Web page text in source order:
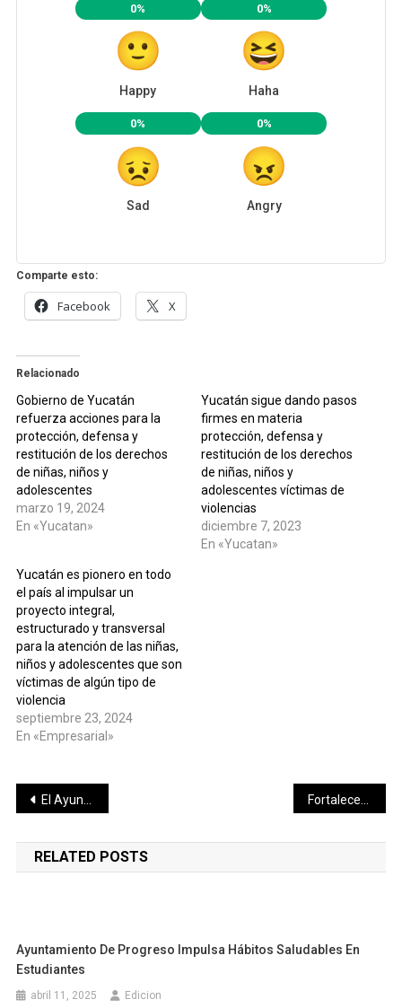
0%
Happy
0%
Haha
0%
Sad
0%
Angry
Comparte esto:
Facebook X
Relacionado
Gobierno de Yucatán
refuerza acciones para la
protección, defensa y
restitución de los derechos
de niñas, niños y
adolescentes
marzo 19, 2024
En «Yucatan»
Yucatán sigue dando pasos
firmes en materia
protección, defensa y
restitución de los derechos
de niñas, niños y
adolescentes víctimas de
violencias
diciembre 7, 2023
En «Yucatan»
Yucatán es pionero en todo
el país al impulsar un
proyecto integral,
estructurado y transversal
para la atención de las niñas,
niños y adolescentes que son
víctimas de algún tipo de
violencia
septiembre 23, 2024
En «Empresarial»
Navegación
de
entradas
El Ayuntamiento de Mérida vestirá la ciudad de cultura, magia y color en esta navidad
RELATED POSTS
Ayuntamiento De Progreso Impulsa Hábitos Saludables En
Estudiantes
abril 11, 2025 Edicion